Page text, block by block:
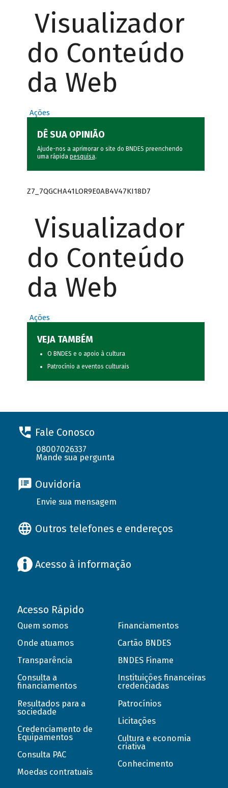
Visualizador
do Conteúdo
da Web
Ações
DÊ SUA OPINIÃO
Ajude-nos a aprimorar o site do BNDES preenchendo
uma rápida pesquisa.
Z7_7QGCHA41LOR9E0AB4V47KI18D7
Visualizador
do Conteúdo
da Web
Ações
VEJA TAMBÉM
O BNDES e o apoio à cultura
Patrocínio a eventos culturais
Fale Conosco
08007026337
Mande sua pergunta
Ouvidoria
Envie sua mensagem
Outros telefones e endereços
Acesso à informação
Acesso Rápido
Quem somos
Onde atuamos
Transparência
Consulta a
financiamentos
Resultados para a
sociedade
Credenciamento de
Equipamentos
Consulta PAC
Moedas contratuais
Financiamentos
Cartão BNDES
BNDES Finame
Instituições financeiras
credenciadas
Patrocínios
Licitações
Cultura e economia
criativa
Conhecimento